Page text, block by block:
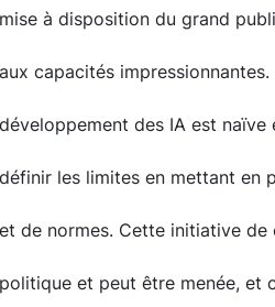
mise à disposition du grand
aux capacités impressionnantes.
développement des IA est naïve
définir les limites en mettant en
et de normes. Cette initiative
politique et peut être menée, et